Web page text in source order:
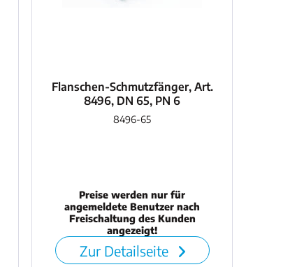
Flanschen-Schmutzfänger, Art.
8496, DN 65, PN 6
8496-65
Preise werden nur für
angemeldete Benutzer nach
Freischaltung des Kunden
angezeigt!
Zur Detailseite